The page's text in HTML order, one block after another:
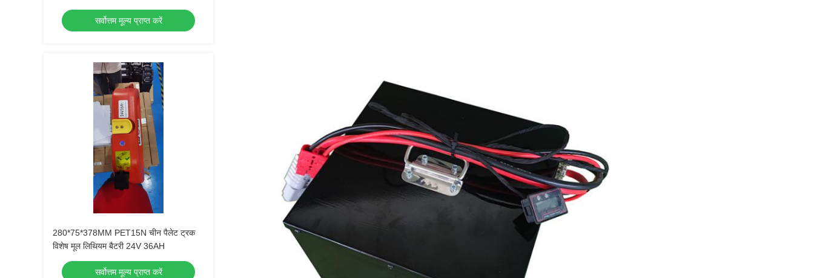
36AH PET15N पैलेट फोर्कलिफ्ट के लिए
सर्वोत्तम मूल्य प्राप्त करें
280*75*378MM PET15N चीन पैलेट ट्रक
विशेष मूल लिथियम बैटरी 24V 36AH
सर्वोत्तम मूल्य प्राप्त करें